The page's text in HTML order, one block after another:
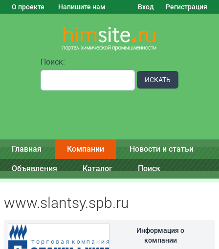
О проекте Напишите нам Вход Регистрация
Поиск:
ИСКАТЬ
Главная Компании Новости и статьи
Объявления Каталог Поиск
www.slantsy.spb.ru
Информация о
компании